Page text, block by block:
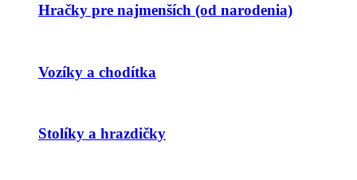
Hračky pre najmenších (od narodenia)
Vozíky a chodítka
Stolíky a hrazdičky